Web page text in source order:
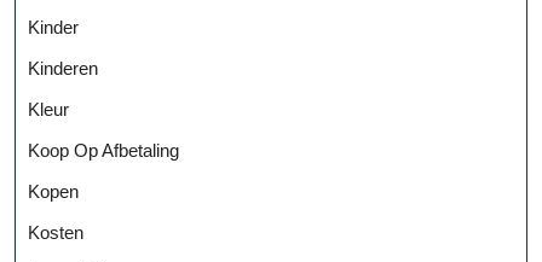
Kinder
Kinderen
Kleur
Koop Op Afbetaling
Kopen
Kosten